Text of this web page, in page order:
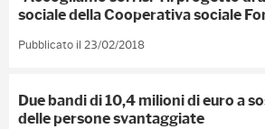
sociale della Cooperativa sociale
Pubblicato il 23/02/2018
Due bandi di 10,4 milioni di euro a
delle persone svantaggiate